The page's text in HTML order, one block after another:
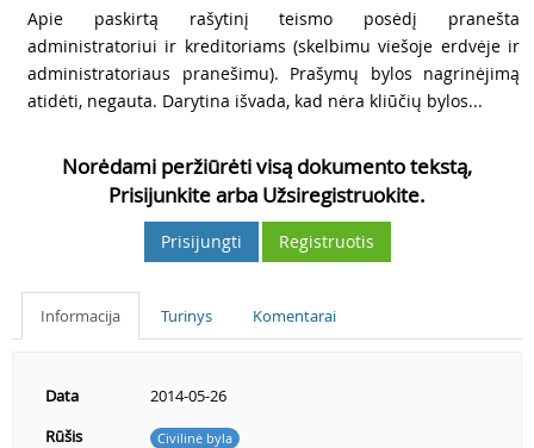
Apie paskirtą rašytinį teismo posėdį pranešta
administratoriui ir kreditoriams (skelbimu viešoje erdvėje ir
administratoriaus pranešimu). Prašymų bylos nagrinėjimą
atidėti, negauta. Darytina išvada, kad nėra kliūčių bylos...
Norėdami peržiūrėti visą dokumento tekstą,
Prisijunkite arba Užsiregistruokite.
Prisijungti Registruotis
Informacija Turinys Komentarai
Data
2014-05-26
Rūšis
Civilinė byla